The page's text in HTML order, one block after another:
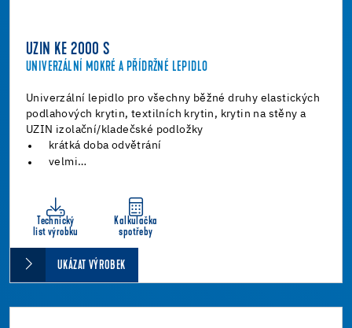
UZIN KE 2000 S
UNIVERZÁLNÍ MOKRÉ A PŘÍDRŽNÉ LEPIDLO
Univerzální lepidlo pro všechny běžné druhy elastických
podlahových krytin, textilních krytin, krytin na stěny a
UZIN izolační/kladečské podložky
krátká doba odvětrání
velmi…
Technický
list výrobku
Kalkulačka
spotřeby
UKÁZAT VÝROBEK